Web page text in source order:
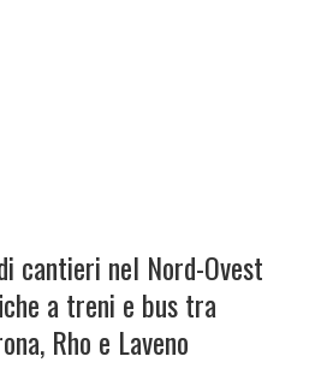
cantieri nel Nord-Ovest
a treni e bus tra
Rho e Laveno